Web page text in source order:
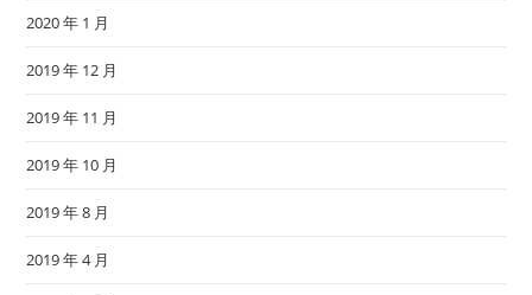
2020 年 1 月
2019 年 12 月
2019 年 11 月
2019 年 10 月
2019 年 8 月
2019 年 4 月